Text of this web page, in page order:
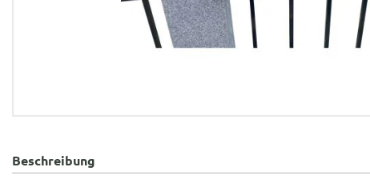
Beschreibung